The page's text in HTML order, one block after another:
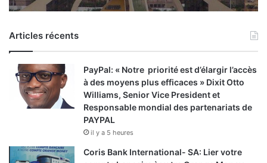
Articles récents
PayPal: « Notre priorité est d’élargir l’accès
à des moyens plus efficaces » Dixit Otto
Williams, Senior Vice President et
Responsable mondial des partenariats de
PAYPAL
il y a 5 heures
Coris Bank International- SA: Lier votre